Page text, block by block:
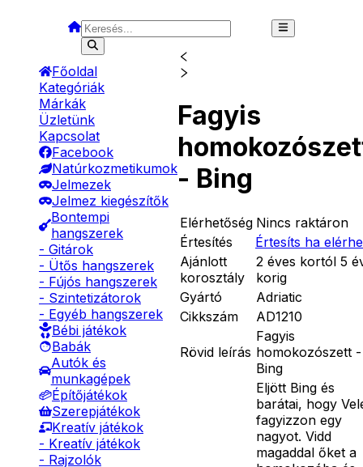
Főoldal
Kategóriák
Márkák
Üzletünk
Kapcsolat
Facebook
Natúrkozmetikumok
Jelmezek
Jelmez kiegészítők
Bontempi
hangszerek
- Gitárok
- Ütős hangszerek
- Fújós hangszerek
- Szintetizátorok
- Egyéb hangszerek
Bébi játékok
Babák
Autók és
munkagépek
Építőjátékok
Szerepjátékok
Kreatív játékok
- Kreatív játékok
- Rajzolók
Fagyis
- Bing
Elérhetőség Nincs raktáron
Értesítés
Értesíts ha
Ajánlott
korosztály
2 éves kortól 5
korig
Gyártó
Adriatic
Cikkszám
AD1210
Rövid leírás
Fagyis
homokozószett -
Bing
Eljött Bing és
barátai, hogy
fagyizzon egy
nagyot. Vidd
magaddal őket a